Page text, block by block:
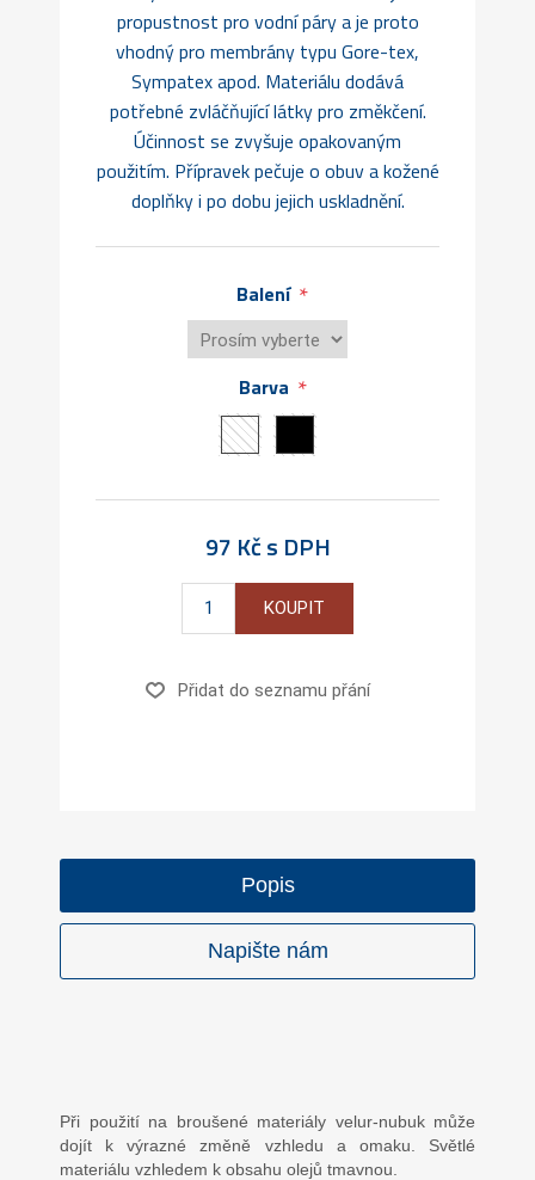
propustnost pro vodní páry a je proto
vhodný pro membrány typu Gore-tex,
Sympatex apod. Materiálu dodává
potřebné zvláčňující látky pro změkčení.
Účinnost se zvyšuje opakovaným
použitím. Přípravek pečuje o obuv a kožené
doplňky i po dobu jejich uskladnění.
Balení *
Barva *
97 Kč s DPH
KOUPIT
Přidat do seznamu přání
Popis
Napište nám
Při použití na broušené materiály velur-nubuk může
dojít k výrazné změně vzhledu a omaku. Světlé
materiálu vzhledem k obsahu olejů tmavnou.